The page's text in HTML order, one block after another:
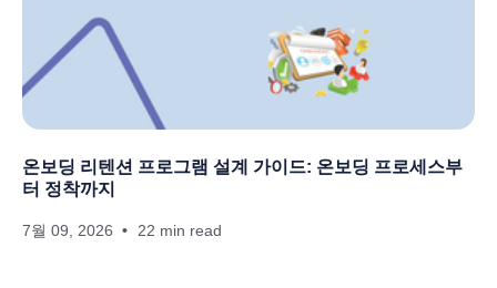
온보딩 리텐션 프로그램 설계 가이드: 온보딩 프로세스부
터 정착까지
7월 09, 2026 22 min read